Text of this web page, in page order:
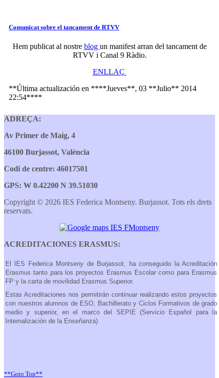
Comunicat sobre el tancament de RTVV
Hem publicat al nostre blog un manifest arran del tancament de
RTVV i Canal 9 Ràdio.
ENLLAÇ
**Última actualización en ****Jueves**, 03 **Julio** 2014
22:54****
ADREÇA:
Av Primer de Maig, 4
46100 Burjassot, València
Codi de centre: 46017501
GPS: W 0.42200 N 39.51030
Copyright © 2026 IES Federica Montseny. Burjassot. Tots els drets
reservats.
ACREDITACIONES ERASMUS:
El IES Federica Montseny de Burjassot, ha conseguido la Acreditación
Erasmus tanto para los proyectos Erasmus Escolar como para Erasmus
FP y la carta de movilidad Erasmus Superior.
Estas Acreditaciones nos permitirán continuar realizando estos proyectos
con nuestros alumnos de ESO, Bachillerato y Ciclos Formativos de grado
medio y superior, en el marco del SEPIE (Servicio Español para la
Internalización de la Enseñanza)
**Goto Top**